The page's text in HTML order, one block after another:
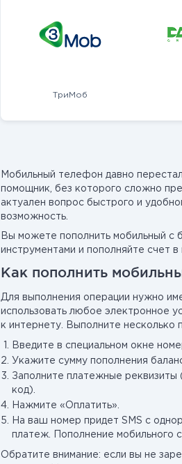
ТриМоб
Мобильный телефон давно
помощник, без которого сложно
актуален вопрос быстрого и
возможность.
Вы можете пополнить мобильный с
инструментами и пополняйте счет в
Как пополнить
Для выполнения операции нужно
использовать любое электронное
к интернету. Выполните несколько
Введите в специальном окне
Укажите сумму пополнения
Заполните платежные реквизиты
код).
Нажмите «Оплатить».
На ваш номер придет SMS с
платеж. Пополнение мобильного
Обратите внимание: если вы не